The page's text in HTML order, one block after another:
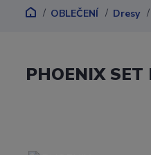
OBLEČENÍ Dresy
PHOENIX SET